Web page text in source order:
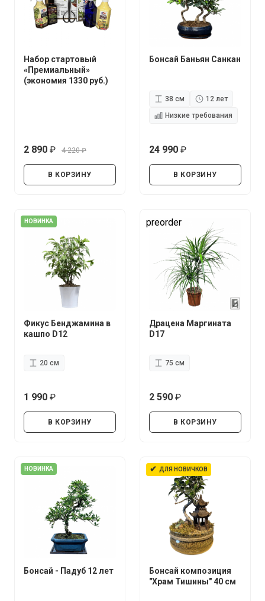
Набор стартовый
«Премиальный»
(экономия 1330 руб.)
2 890
4 220
В КОРЗИНУ
Бонсай Баньян Санкан
38 см
12 лет
Низкие требования
24 990
В КОРЗИНУ
НОВИНКА
Фикус Бенджамина в
кашпо D12
20 см
1 990
В КОРЗИНУ
preorder
Драцена Маргината
D17
75 см
2 590
В КОРЗИНУ
НОВИНКА
Бонсай - Падуб 12 лет
✔ ДЛЯ НОВИЧКОВ
Бонсай композиция
"Храм Тишины" 40 см